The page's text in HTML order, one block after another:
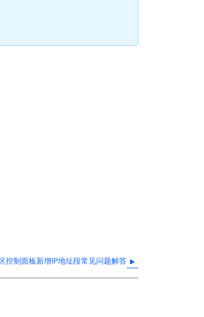
控制面板新增IP地址段常见问题解答